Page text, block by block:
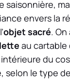
saisonnière,
envers la
objet sacré.
au cartable
du
selon le type de